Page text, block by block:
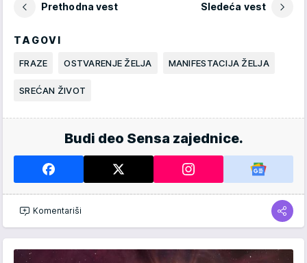
Prethodna vest Sledeća vest
TAGOVI
FRAZE OSTVARENJE ŽELJA MANIFESTACIJA ŽELJA
SREĆAN ŽIVOT
Budi deo Sensa zajednice.
Komentariši